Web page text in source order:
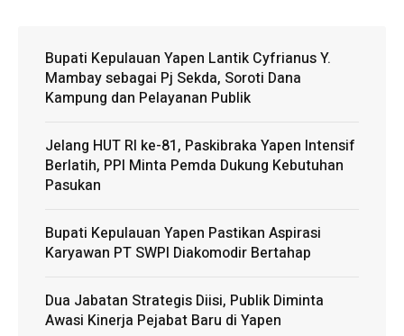
Bupati Kepulauan Yapen Lantik Cyfrianus Y.
Mambay sebagai Pj Sekda, Soroti Dana
Kampung dan Pelayanan Publik
Jelang HUT RI ke-81, Paskibraka Yapen Intensif
Berlatih, PPI Minta Pemda Dukung Kebutuhan
Pasukan
Bupati Kepulauan Yapen Pastikan Aspirasi
Karyawan PT SWPI Diakomodir Bertahap
Dua Jabatan Strategis Diisi, Publik Diminta
Awasi Kinerja Pejabat Baru di Yapen